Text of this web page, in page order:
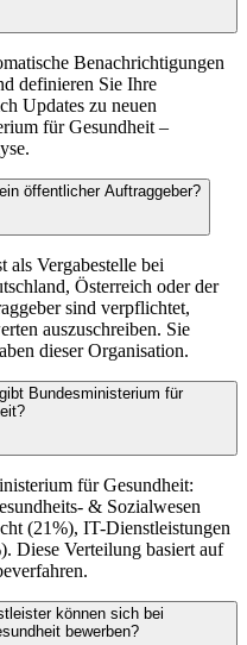
Benachrichtigungen
definieren Sie Ihre
Updates zu neuen
für Gesundheit –
öffentlicher Auftraggeber?
als Vergabestelle bei
Österreich oder der
sind verpflichtet,
auszuschreiben. Sie
dieser Organisation.
Bundesministerium für
für Gesundheit:
& Sozialwesen
(21%), IT-Dienstleistungen
Diese Verteilung basiert auf
können sich bei
bewerben?